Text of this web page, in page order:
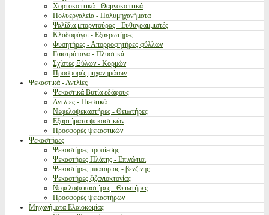
Χορτοκοπτικά - Θαμνοκοπτικά
Πολυεργαλεία - Πολυμηχανήματα
Ψαλίδια μπορντούρας - Ευθυγραμμιστές
Κλαδοφάγοι - Εξαερωτήρες
Φυσητήρες - Απορροφητήρες φύλλων
Γαιοτρύπανα - Πλυστικά
Σχίστες Ξύλων - Κορμών
Προσφορές μηχανημάτων
Ψεκαστικά - Αντλίες
Ψεκαστικά Βυτία εδάφους
Αντλίες - Πιεστικά
Νεφελοψεκαστήρες - Θειωτήρες
Εξαρτήματα ψεκαστικών
Προσφορές ψεκαστικών
Ψεκαστήρες
Ψεκαστήρες προπίεσης
Ψεκαστήρες Πλάτης - Επινώτιοι
Ψεκαστήρες μπαταρίας - βενζίνης
Ψεκαστήρες ζιζανιοκτονίας
Νεφελοψεκαστήρες - Θειωτήρες
Προσφορές ψεκαστήρων
Μηχανήματα Ελαιοκομίας